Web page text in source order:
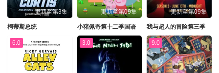
更新至第3集
柯蒂斯总统
更新至第09集
小猪佩奇第十二季国语
更新至第09集
我与超人的冒险第三季
6.0 3.0 9.0